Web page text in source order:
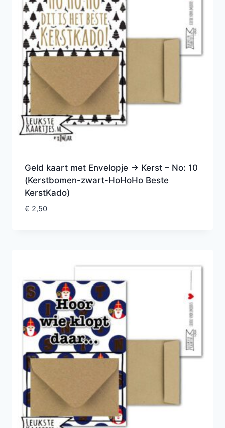
Geld kaart met Envelopje -> Kerst – No: 10
(Kerstbomen-zwart-HoHoHo Beste
KerstKado)
€ 2,50